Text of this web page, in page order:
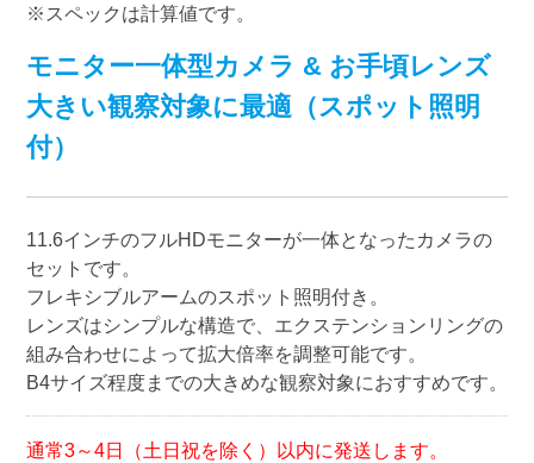
※スペックは計算値です。
モニター一体型カメラ & お手頃レンズ
大きい観察対象に最適（スポット照明
付）
11.6インチのフルHDモニターが一体となったカメラの
セットです。
フレキシブルアームのスポット照明付き。
レンズはシンプルな構造で、エクステンションリングの
組み合わせによって拡大倍率を調整可能です。
B4サイズ程度までの大きめな観察対象におすすめです。
通常3～4日（土日祝を除く）以内に発送します。